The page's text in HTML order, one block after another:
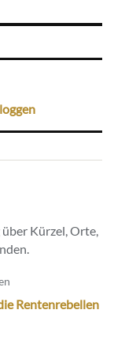
Kürzel, Orte,
Rentenrebellen